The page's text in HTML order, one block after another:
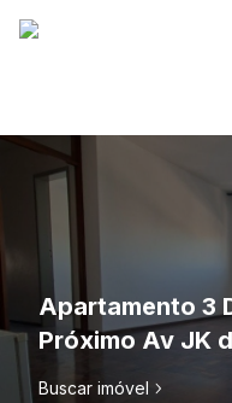
Apartamento 3
Próximo Av JK
Buscar imóvel